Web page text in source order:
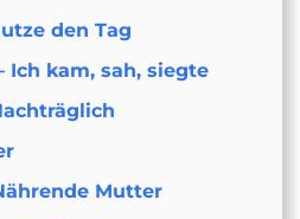
den Tag
Ich kam, sah, siegte
Mutter